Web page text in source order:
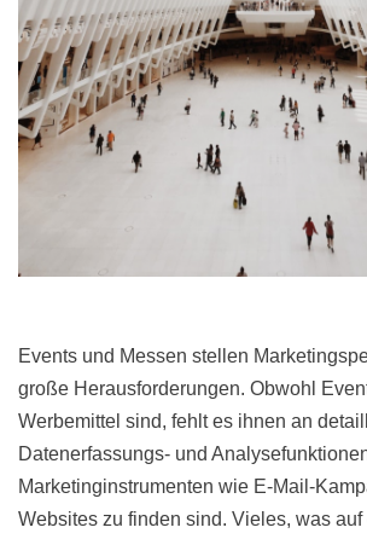
Events und Messen stellen
große Herausforderungen. Obwohl
Werbemittel sind, fehlt es ihnen an
Datenerfassungs- und
Marketinginstrumenten wie E-Mail-
Websites zu finden sind. Vieles, was auf